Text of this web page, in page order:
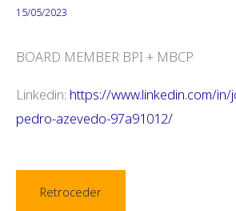
15/05/2023
BOARD MEMBER BPI + MBCP
Linkedin: https://www.linkedin.com/in/
pedro-azevedo-97a91012/
Retroceder